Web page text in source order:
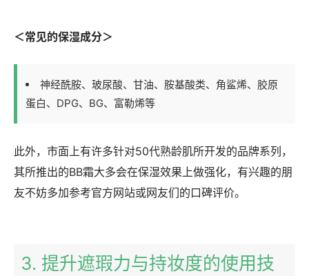
＜常见的保湿成分＞
神经酰胺、玻尿酸、甘油、胺基酸类、角鲨烯、胶原
蛋白、DPG、BG、富勒烯等
此外，市面上有许多针对50代熟龄肌所开发的品牌系列，
其所推出的BB霜大多会在保湿效果上做强化，有兴趣的朋
友不妨多加参考官方网站或网友们的口碑评价。
3. 提升遮瑕力与持妆度的使用技